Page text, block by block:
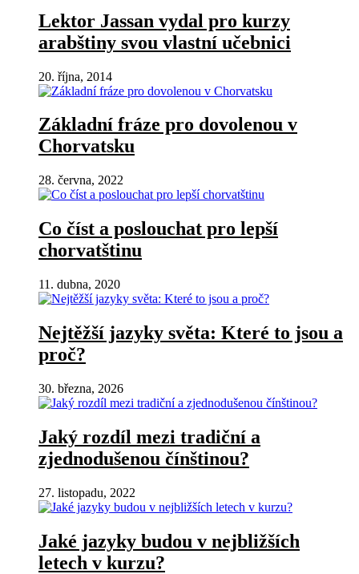
Lektor Jassan vydal pro kurzy
arabštiny svou vlastní učebnici
20. října, 2014
Základní fráze pro dovolenou v
Chorvatsku
28. června, 2022
Co číst a poslouchat pro lepší
chorvatštinu
11. dubna, 2020
Nejtěžší jazyky světa: Které to jsou a
proč?
30. března, 2026
Jaký rozdíl mezi tradiční a
zjednodušenou čínštinou?
27. listopadu, 2022
Jaké jazyky budou v nejbližších
letech v kurzu?